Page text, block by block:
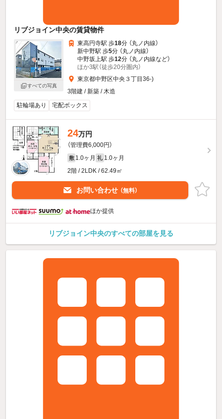
リブジョイン中央の賃貸物件
すべての写真
東高円寺駅 歩18分 （丸ノ内線）
新中野駅 歩5分 （丸ノ内線）
中野坂上駅 歩12分 （丸ノ内線など）
ほか3駅（徒歩20分圏内）
東京都中野区中央３丁目36-)
3階建 / 新築 / 木造
駐輪場あり
宅配ボックス
24万円
（管理費6,000円）
敷 1.0ヶ月 礼 1.0ヶ月
2階 / 2LDK / 62.49㎡
お問い合わせ （無料）
ほか提供
リブジョイン中央のすべての部屋を見る